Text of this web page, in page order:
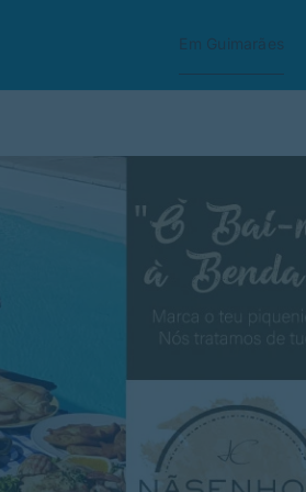
Em Guimarães